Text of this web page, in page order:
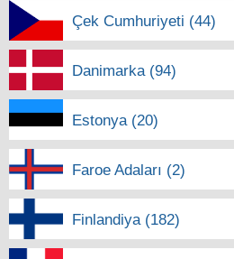
Çek Cumhuriyeti (44)
Danimarka (94)
Estonya (20)
Faroe Adaları (2)
Finlandiya (182)